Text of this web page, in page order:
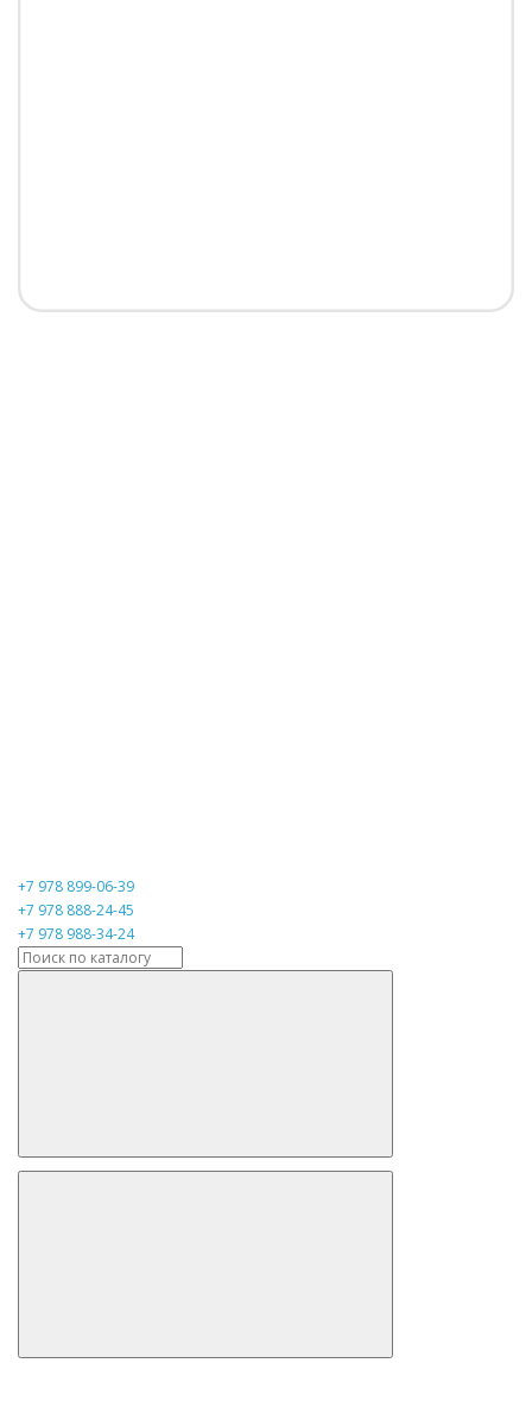
+7 978 899-06-39
+7 978 888-24-45
+7 978 988-34-24